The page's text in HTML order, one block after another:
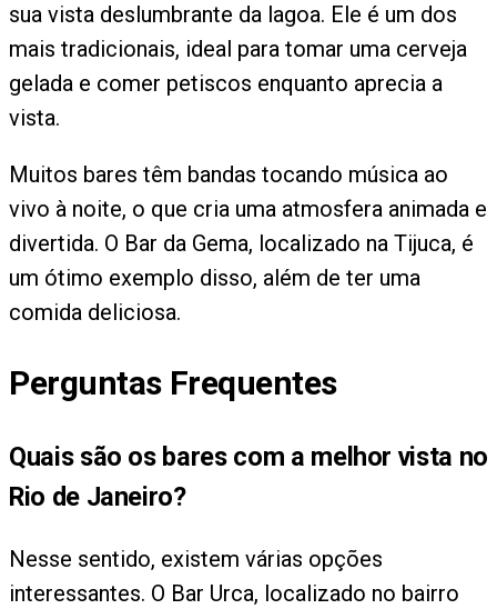
sua vista deslumbrante da lagoa. Ele é um dos
mais tradicionais, ideal para tomar uma cerveja
gelada e comer petiscos enquanto aprecia a
vista.
Muitos bares têm bandas tocando música ao
vivo à noite, o que cria uma atmosfera animada e
divertida. O Bar da Gema, localizado na Tijuca, é
um ótimo exemplo disso, além de ter uma
comida deliciosa.
Perguntas Frequentes
Quais são os bares com a melhor vista no
Rio de Janeiro?
Nesse sentido, existem várias opções
interessantes. O Bar Urca, localizado no bairro